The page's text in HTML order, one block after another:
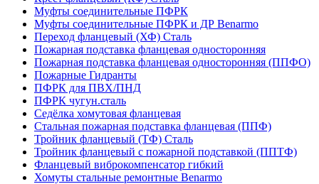
Муфты соединительные ПФРК
Муфты соединительные ПФРК и ДР Benarmo
Переход фланцевый (ХФ) Сталь
Пожарная подставка фланцевая односторонняя
Пожарная подставка фланцевая односторонняя (ППФО)
Пожарные Гидранты
ПФРК для ПВХ/ПНД
ПФРК чугун.сталь
Седёлка хомутовая фланцевая
Стальная пожарная подставка фланцевая (ППФ)
Тройник фланцевый (ТФ) Сталь
Тройник фланцевый с пожарной подставкой (ППТФ)
Фланцевый виброкомпенсатор гибкий
Хомуты стальные ремонтные Benarmo